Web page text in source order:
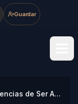
Guardar
Consecuencias de Ser Acusado por Tráfico de Metanfetaminas en 2026